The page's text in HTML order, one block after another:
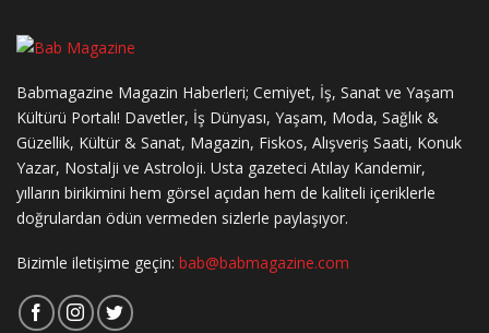
Babmagazine Magazin Haberleri; Cemiyet, İş, Sanat ve Yaşam
Kültürü Portalı! Davetler, İş Dünyası, Yaşam, Moda, Sağlık &
Güzellik, Kültür & Sanat, Magazin, Fiskos, Alışveriş Saati, Konuk
Yazar, Nostalji ve Astroloji. Usta gazeteci Atılay Kandemir,
yılların birikimini hem görsel açıdan hem de kaliteli içeriklerle
doğrulardan ödün vermeden sizlerle paylaşıyor.
Bizimle iletişime geçin: bab@babmagazine.com